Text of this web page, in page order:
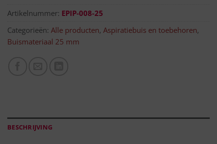
Artikelnummer: EPIP-008-25
Categorieën: Alle producten, Aspiratiebuis en toebehoren,
Buismateriaal 25 mm
BESCHRIJVING